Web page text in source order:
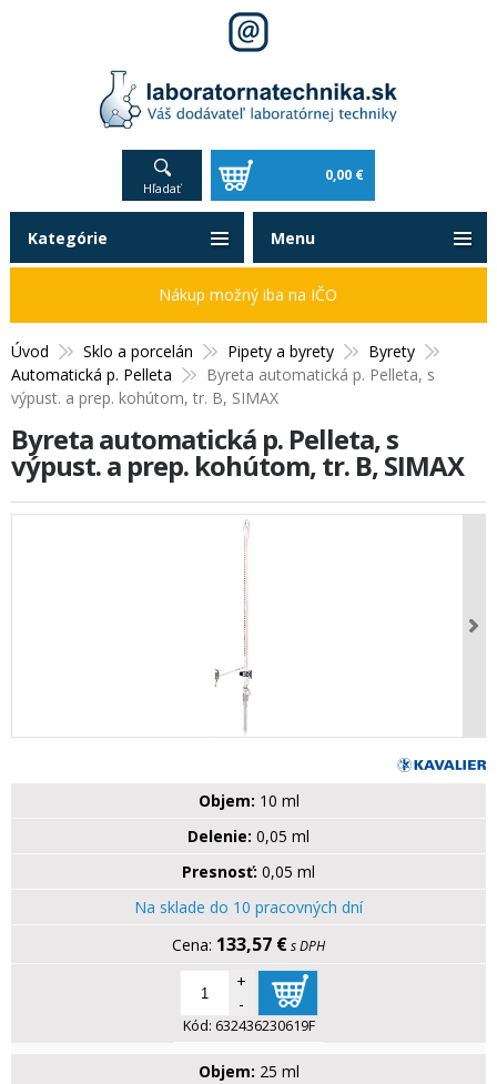
Hľadať
0,00 €
Úvod Sklo a porcelán Pipety a byrety
Byrety
Automatická p. Pelleta
Byreta automatická p. Pelleta, s
výpust. a prep. kohútom, tr. B, SIMAX
Byreta automatická p. Pelleta, s
výpust. a prep. kohútom, tr. B, SIMAX
Objem: 10 ml
Delenie: 0,05 ml
Presnosť: 0,05 ml
Na sklade do 10 pracovných dní
133,57 €s DPH
+
-
Kód: 632436230619F
Objem: 25 ml
Kategórie
Nákup možný iba na IČO
Menu